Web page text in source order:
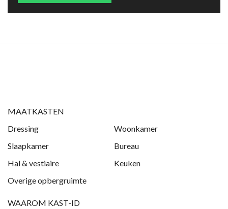
MAATKASTEN
Dressing
Woonkamer
Slaapkamer
Bureau
Hal & vestiaire
Keuken
Overige opbergruimte
WAAROM KAST-ID